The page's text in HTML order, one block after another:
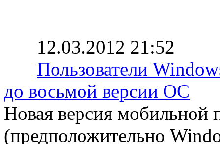
12.03.2012 21:52
Пользователи
до восьмой версии ОС
Новая версия
(предположительно